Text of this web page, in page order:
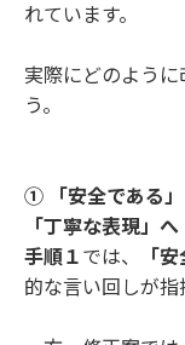
れています。
実際にどのよう
う。
① 「安全である」
「丁寧な表現」へ
手順１ では、 「
的な言い回しが指